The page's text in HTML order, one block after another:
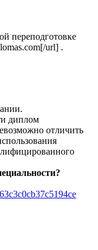
переподготовке
url] .
диплом
отличить